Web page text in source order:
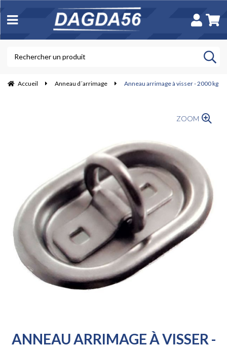
Accueil Anneau d´arrimage Anneau arrimage à visser - 2000 kg
ZOOM
ANNEAU ARRIMAGE À VISSER -